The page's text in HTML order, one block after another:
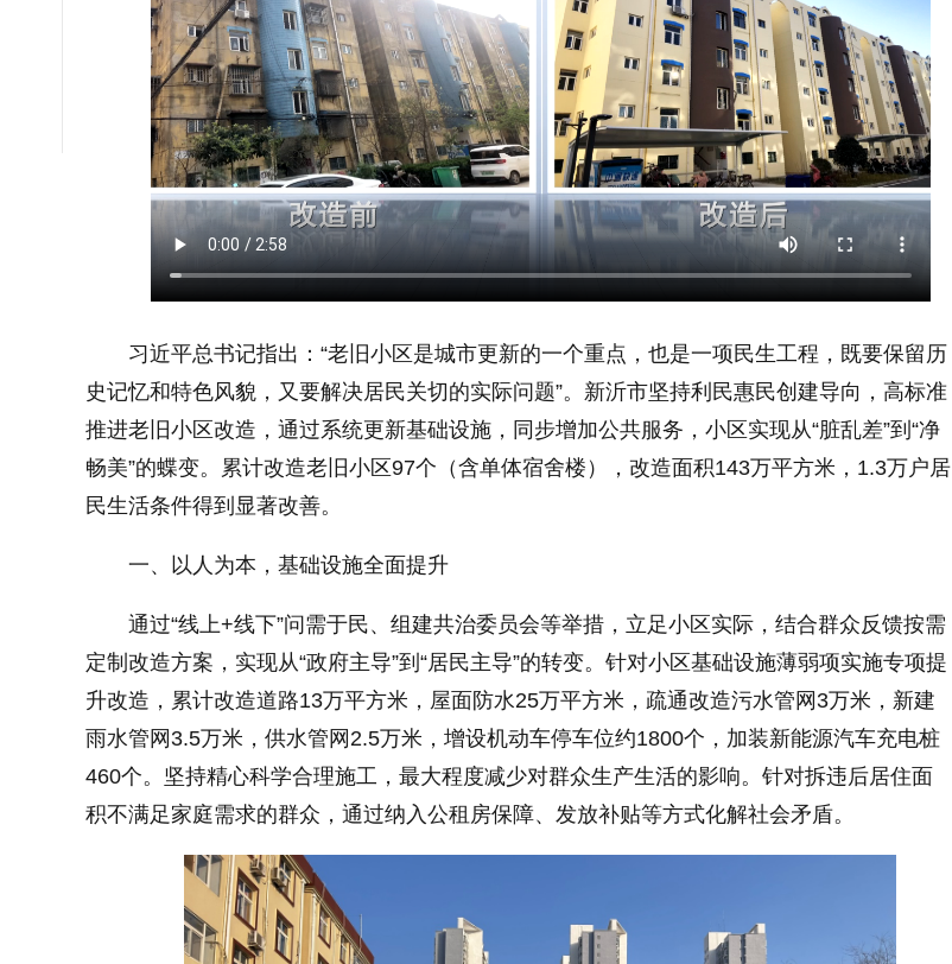
习近平总书记指出：“老旧小区是城市更新的一个重点，也是一项民生工程，既要保留历
史记忆和特色风貌，又要解决居民关切的实际问题”。新沂市坚持利民惠民创建导向，高标准
推进老旧小区改造，通过系统更新基础设施，同步增加公共服务，小区实现从“脏乱差”到“净
畅美”的蝶变。累计改造老旧小区97个（含单体宿舍楼），改造面积143万平方米，1.3万户居
民生活条件得到显著改善。
一、以人为本，基础设施全面提升
通过“线上+线下”问需于民、组建共治委员会等举措，立足小区实际，结合群众反馈按需
定制改造方案，实现从“政府主导”到“居民主导”的转变。针对小区基础设施薄弱项实施专项提
升改造，累计改造道路13万平方米，屋面防水25万平方米，疏通改造污水管网3万米，新建
雨水管网3.5万米，供水管网2.5万米，增设机动车停车位约1800个，加装新能源汽车充电桩
460个。坚持精心科学合理施工，最大程度减少对群众生产生活的影响。针对拆违后居住面
积不满足家庭需求的群众，通过纳入公租房保障、发放补贴等方式化解社会矛盾。